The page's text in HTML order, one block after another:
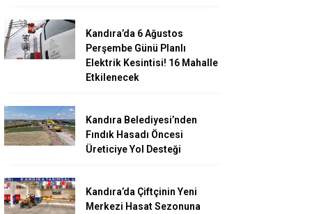
Kandıra’da 6 Ağustos
Perşembe Günü Planlı
Elektrik Kesintisi! 16 Mahalle
Etkilenecek
Kandıra Belediyesi’nden
Fındık Hasadı Öncesi
Üreticiye Yol Desteği
Kandıra’da Çiftçinin Yeni
Merkezi Hasat Sezonuna